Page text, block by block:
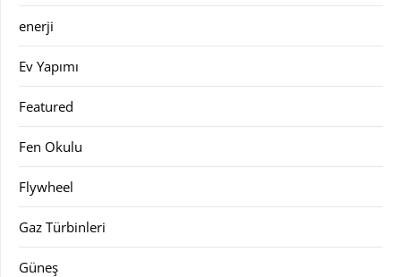
enerji
Ev Yapımı
Featured
Fen Okulu
Flywheel
Gaz Türbinleri
Güneş